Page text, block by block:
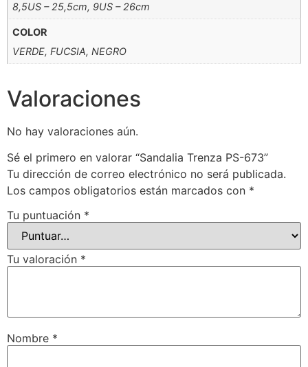
8,5US – 25,5cm, 9US – 26cm
COLOR
VERDE, FUCSIA, NEGRO
Valoraciones
No hay valoraciones aún.
Sé el primero en valorar “Sandalia Trenza PS-673”
Tu dirección de correo electrónico no será publicada.
Los campos obligatorios están marcados con *
Tu puntuación *
Tu valoración *
Nombre *